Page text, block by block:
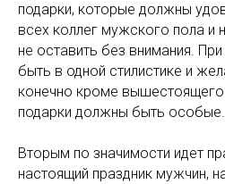
подарки, которые должны
всех коллег мужского пола и
не оставить без внимания.
быть в одной стилистике и
конечно кроме вышестоящего
подарки должны быть особые.
Вторым по значимости идет
настоящий праздник мужчин,